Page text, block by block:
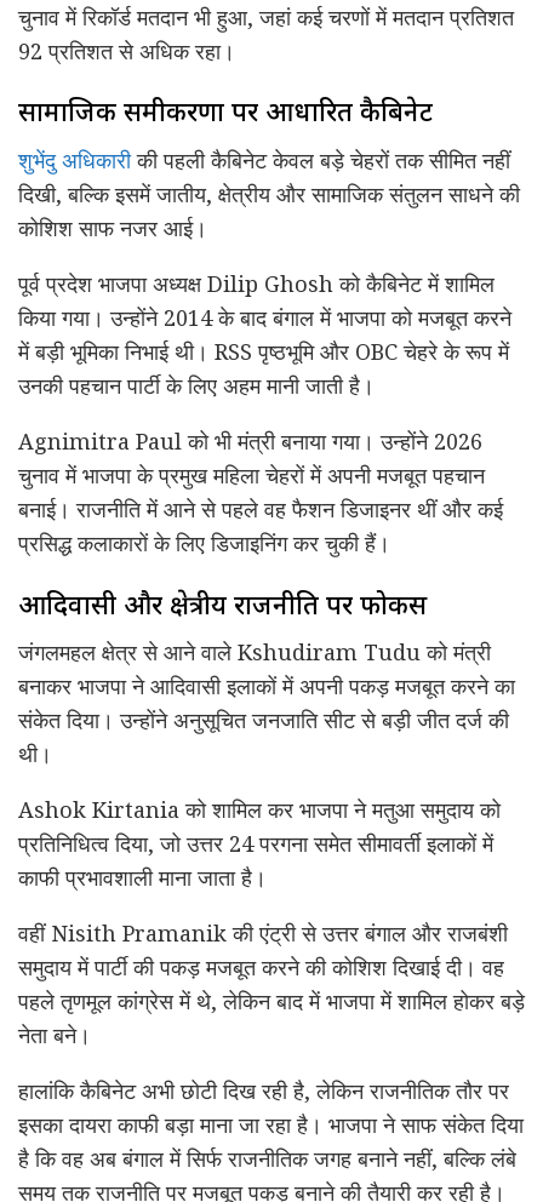
चुनाव में रिकॉर्ड मतदान भी हुआ, जहां कई चरणों में मतदान प्रतिशत
92 प्रतिशत से अधिक रहा।
सामाजिक समीकरणों पर आधारित कैबिनेट
शुभेंदु अधिकारीकी पहली कैबिनेट केवल बड़े चेहरों तक सीमित नहीं
दिखी, बल्कि इसमें जातीय, क्षेत्रीय और सामाजिक संतुलन साधने की
कोशिश साफ नजर आई।
पूर्व प्रदेश भाजपा अध्यक्षDilip Ghoshको कैबिनेट में शामिल
किया गया। उन्होंने 2014 के बाद बंगाल में भाजपा को मजबूत करने
में बड़ी भूमिका निभाई थी। RSS पृष्ठभूमि और OBC चेहरे के रूप में
उनकी पहचान पार्टी के लिए अहम मानी जाती है।
Agnimitra Paulको भी मंत्री बनाया गया। उन्होंने 2026
चुनाव में भाजपा के प्रमुख महिला चेहरों में अपनी मजबूत पहचान
बनाई। राजनीति में आने से पहले वह फैशन डिजाइनर थीं और कई
प्रसिद्ध कलाकारों के लिए डिजाइनिंग कर चुकी हैं।
आदिवासी और क्षेत्रीय राजनीति पर फोकस
जंगलमहल क्षेत्र से आने वाले Kshudiram Tuduको मंत्री
बनाकर भाजपा ने आदिवासी इलाकों में अपनी पकड़ मजबूत करने का
संकेत दिया। उन्होंने अनुसूचित जनजाति सीट से बड़ी जीत दर्ज की
थी।
Ashok Kirtaniaको शामिल कर भाजपा ने मतुआ समुदाय को
प्रतिनिधित्व दिया, जो उत्तर 24 परगना समेत सीमावर्ती इलाकों में
काफी प्रभावशाली माना जाता है।
वहींNisith Pramanikकी एंट्री से उत्तर बंगाल और राजबंशी
समुदाय में पार्टी की पकड़ मजबूत करने की कोशिश दिखाई दी। वह
पहले तृणमूल कांग्रेस में थे, लेकिन बाद में भाजपा में शामिल होकर बड़े
नेता बने।
हालांकि कैबिनेट अभी छोटी दिख रही है, लेकिन राजनीतिक तौर पर
इसका दायरा काफी बड़ा माना जा रहा है। भाजपा ने साफ संकेत दिया
है कि वह अब बंगाल में सिर्फ राजनीतिक जगह बनाने नहीं, बल्कि लंबे
समय तक राजनीति पर मजबूत पकड़ बनाने की तैयारी कर रही है।